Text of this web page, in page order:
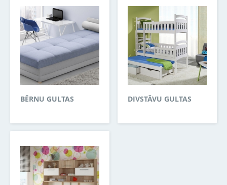
BĒRNU GULTAS DIVSTĀVU GULTAS